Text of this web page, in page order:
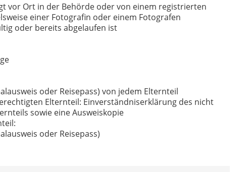
vor Ort in der Behörde oder von einem registrierten
einer Fotografin oder einem Fotografen
oder bereits abgelaufen ist
oder Reisepass) von jedem Elternteil
Elternteil: Einverständniserklärung des nicht
sowie eine Ausweiskopie
oder Reisepass)